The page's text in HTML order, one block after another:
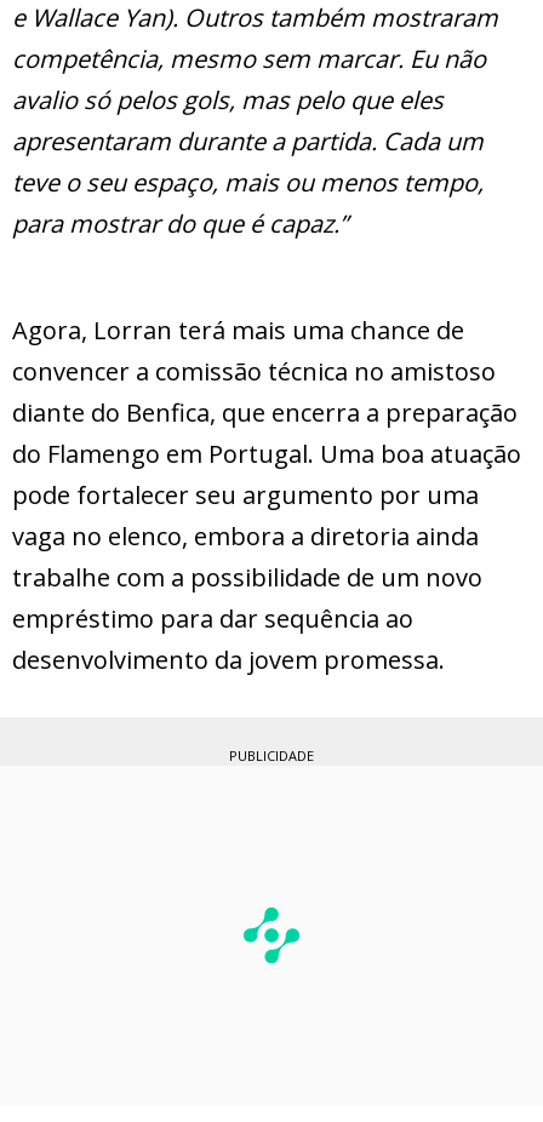
e Wallace Yan). Outros também mostraram
competência, mesmo sem marcar. Eu não
avalio só pelos gols, mas pelo que eles
apresentaram durante a partida. Cada um
teve o seu espaço, mais ou menos tempo,
para mostrar do que é capaz.”
Agora, Lorran terá mais uma chance de
convencer a comissão técnica no amistoso
diante do Benfica, que encerra a preparação
do Flamengo em Portugal. Uma boa atuação
pode fortalecer seu argumento por uma
vaga no elenco, embora a diretoria ainda
trabalhe com a possibilidade de um novo
empréstimo para dar sequência ao
desenvolvimento da jovem promessa.
PUBLICIDADE